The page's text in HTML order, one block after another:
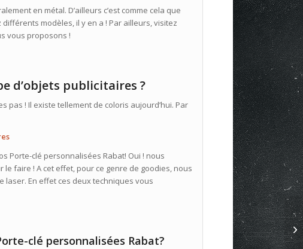
en métal. D’ailleurs c’est comme cela que
modèles, il y en a ! Par ailleurs, visitez
vous proposons !
d’objets publicitaires ?
pas ! Il existe tellement de coloris aujourd’hui. Par
Porte-clé personnalisées Rabat! Oui ! nous
faire ! A cet effet, pour ce genre de goodies, nous
laser. En effet ces deux techniques vous
clé personnalisées Rabat?